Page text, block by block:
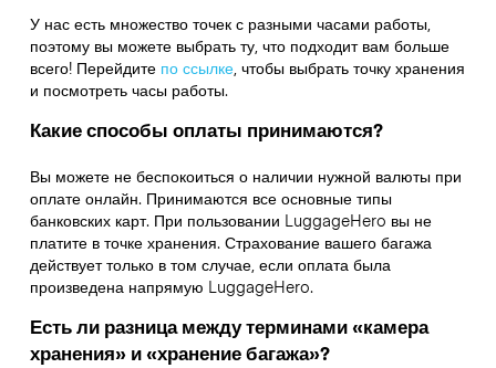
У нас есть множество точек с разными часами работы,
поэтому вы можете выбрать ту, что подходит вам больше
всего! Перейдите по ссылке, чтобы выбрать точку хранения
и посмотреть часы работы.
Какие способы оплаты принимаются?
Вы можете не беспокоиться о наличии нужной валюты при
оплате онлайн. Принимаются все основные типы
банковских карт. При пользовании LuggageHero вы не
платите в точке хранения. Страхование вашего багажа
действует только в том случае, если оплата была
произведена напрямую LuggageHero.
Есть ли разница между терминами «камера
хранения» и «хранение багажа»?